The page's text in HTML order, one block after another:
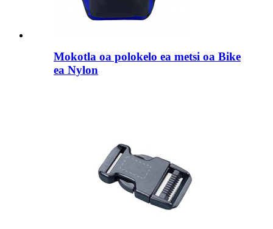
Mokotla oa polokelo ea metsi oa Bike
ea Nylon